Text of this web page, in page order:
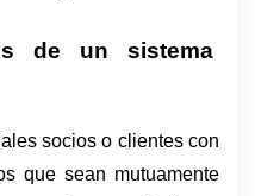
de un sistema
socios o clientes con
que sean mutuamente